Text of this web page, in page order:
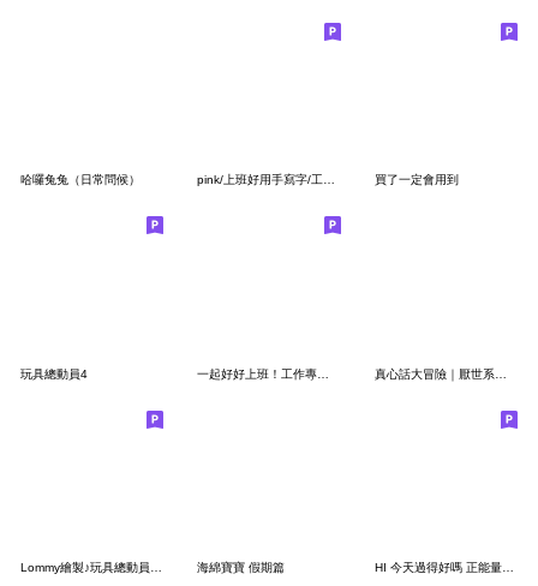
哈囉兔兔（日常問候） pink/上班好用手寫字/工作回覆//手寫日和 買了一定會用到
玩具總動員4 真心話大冒險｜厭世系爸爸的日常直白回應
海綿寶寶 假期篇 HI 今天過得好嗎 正能量誇誇群5 省空間